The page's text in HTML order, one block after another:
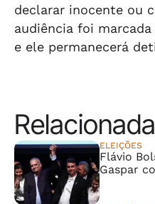
declarar inocente ou
audiência foi
e ele permanecerá
ELEIÇÕES
Flávio
Gaspar